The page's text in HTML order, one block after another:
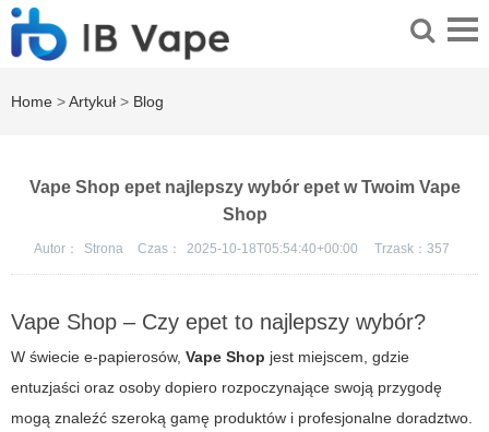
Home >Artykuł > Blog
Vape Shop epet najlepszy wybór epet w Twoim Vape
Shop
Autor： Strona Czas： 2025-10-18T05:54:40+00:00 Trzask： 357
Vape Shop – Czy epet to najlepszy wybór?
W świecie e-papierosów, Vape Shop jest miejscem, gdzie
entuzjaści oraz osoby dopiero rozpoczynające swoją przygodę
mogą znaleźć szeroką gamę produktów i profesjonalne doradztwo.